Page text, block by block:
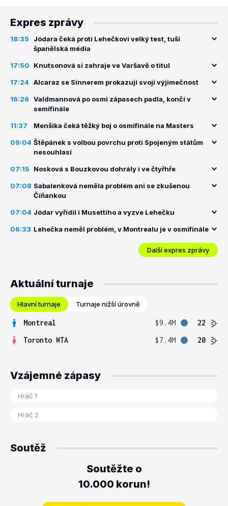
Expres zprávy
18:35
Jódara čeká proti Lehečkovi velký test, tuší
španělská média
17:50 Knutsonová si zahraje ve Varšavě o titul
17:24 Alcaraz se Sinnerem prokazují svoji výjimečnost
16:26
Valdmannová po osmi zápasech padla, končí v
semifinále
11:37 Menšíka čeká těžký boj o osmifinále na Masters
09:04 Štěpánek s volbou povrchu proti Spojeným státům
nesouhlasí
07:15 Nosková s Bouzkovou dohrály i ve čtyřhře
07:08 Sabalenková neměla problém ani se zkušenou
Číňankou
07:04 Jódar vyřídil i Musettiho a vyzve Lehečku
06:33 Lehečka neměl problém, v Montrealu je v osmifinále
Další expres zprávy
Aktuální turnaje
Hlavní turnaje Turnaje nižší úrovně
Montreal $9.4M
22
Toronto WTA
$7.4M 20
Vzájemné zápasy
Soutěž
Soutěžte o
10.000 korun!